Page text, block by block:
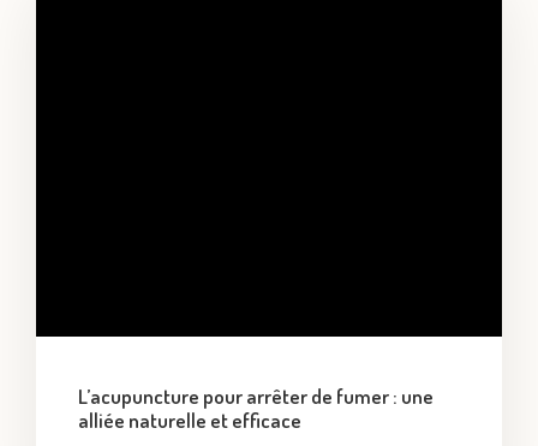
L’acupuncture pour arrêter de fumer : une
alliée naturelle et efficace